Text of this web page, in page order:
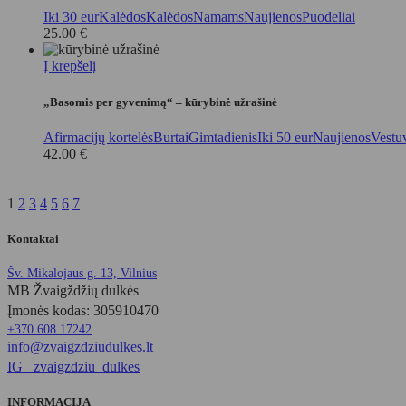
Iki 30 eurKalėdosKalėdosNamamsNaujienosPuodeliai
25.00 €
Į krepšelį
„Basomis per gyvenimą“ – kūrybinė užrašinė
Afirmacijų kortelėsBurtaiGimtadienisIki 50 eurNaujienos
42.00 €
1 2 3 4 5 6 7
Kontaktai
Šv. Mikalojaus g. 13, Vilnius
MB Žvaigždžių dulkės
Įmonės kodas: 305910470
+370 608 17242
info@zvaigzdziudulkes.lt
IG _zvaigzdziu_dulkes
INFORMACIJA